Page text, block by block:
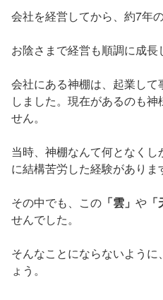
会社を経営してから、約7年
お陰さまで経営も順調に成長
会社にある神棚は、起業し
しました。現在があるのも
せん。
当時、神棚なんて何となく
に結構苦労した経験がありま
その中でも、この 「雲」 や 「
せんでした。
そんなことにならないよう
ょう。